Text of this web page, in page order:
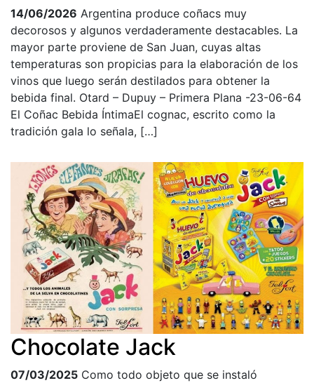
14/06/2026 Argentina produce coñacs muy
decorosos y algunos verdaderamente destacables. La
mayor parte proviene de San Juan, cuyas altas
temperaturas son propicias para la elaboración de los
vinos que luego serán destilados para obtener la
bebida final. Otard – Dupuy – Primera Plana -23-06-64
El Coñac Bebida ÍntimaEl cognac, escrito como la
tradición gala lo señala, […]
Chocolate Jack
07/03/2025 Como todo objeto que se instaló